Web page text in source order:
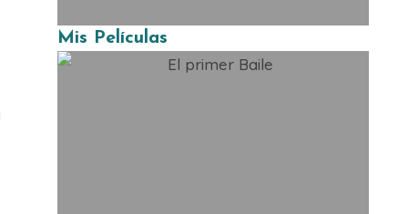
Mis Películas